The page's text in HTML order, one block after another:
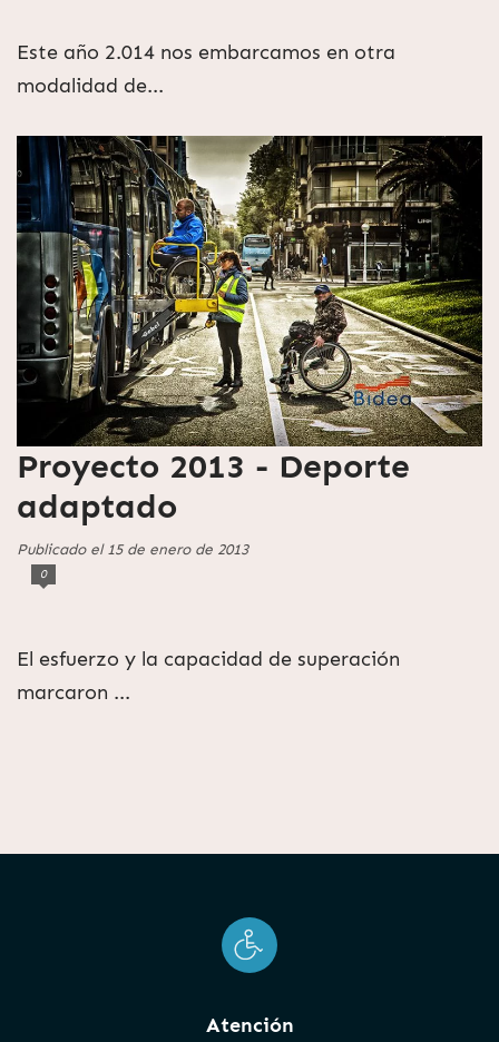
Este año 2.014 nos embarcamos en otra
modalidad de...
Proyecto 2013 - Deporte
adaptado
Publicado el 15 de enero de 2013
0
El esfuerzo y la capacidad de superación
marcaron ...
Atención